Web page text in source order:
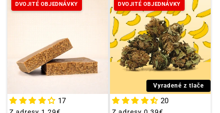
DVOJITÉ OBJEDNÁVKY
17
DVOJITÉ OBJEDNÁVKY
Vyradené z tlače
20